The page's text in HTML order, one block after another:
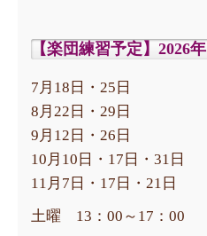
【楽団練習予定】2026年
7月18日・25日
8月22日・29日
9月12日・26日
10月10日・17日・31日
11月7日・17日・21日
土曜 13：00～17：00